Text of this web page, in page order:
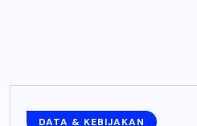
DATA & KEBIJAKAN